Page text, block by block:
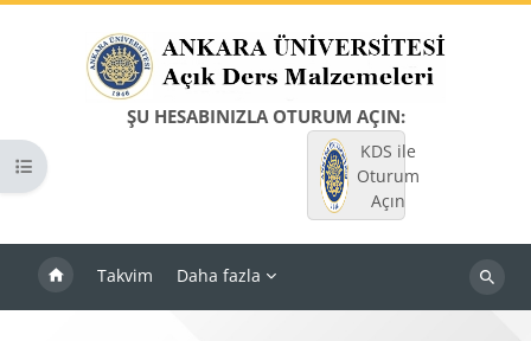
ŞU HESABINIZLA OTURUM AÇIN:
KDS ile
Oturum
Açın
Takvim Daha fazla
Dersleri
Kurs dizinini aç